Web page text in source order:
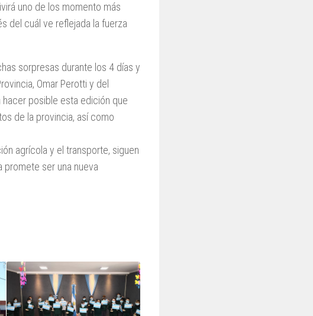
uno de los momento más
del cuál ve reflejada la fuerza
sorpresas durante los 4 días y
Omar Perotti y del
hacer posible esta edición que
de la provincia, así como
agrícola y el transporte, siguen
promete ser una nueva